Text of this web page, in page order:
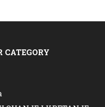
CATEGORY